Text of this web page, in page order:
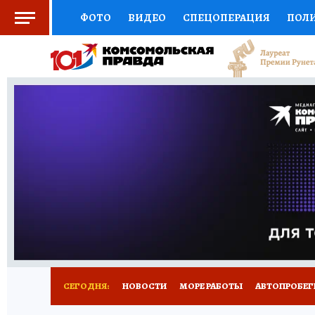
ФОТО ВИДЕО СПЕЦОПЕРАЦИЯ
СОЦПОДДЕРЖКА НАУКА СПОРТ
ВЫБОР ЭКСПЕРТОВ ДОКТОР
ПРОГНОЗЫ НА СПОРТ
НОВОЕ
СЕГОДНЯ: НОВОСТИ МОРЕ РАБОТЫ